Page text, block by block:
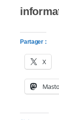
Partager :
X